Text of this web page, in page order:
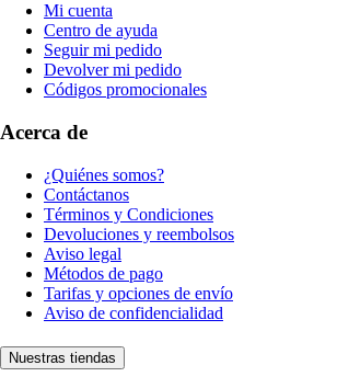
Mi cuenta
Centro de ayuda
Seguir mi pedido
Devolver mi pedido
Códigos promocionales
Acerca de
¿Quiénes somos?
Contáctanos
Términos y Condiciones
Devoluciones y reembolsos
Aviso legal
Métodos de pago
Tarifas y opciones de envío
Aviso de confidencialidad
Nuestras tiendas